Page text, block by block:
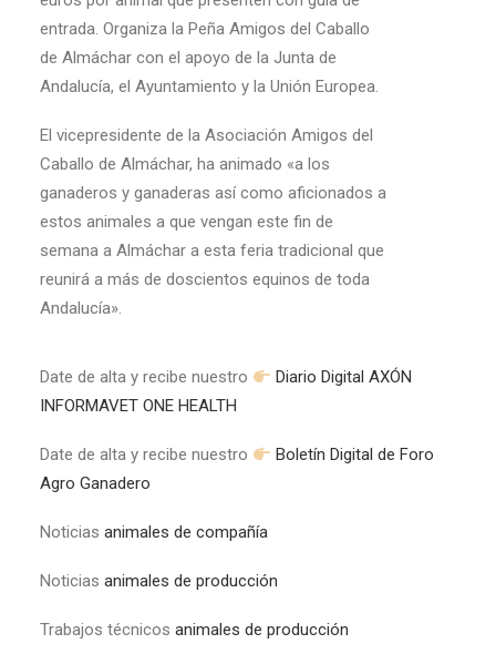
entrada. Organiza la Peña Amigos del Caballo
de Almáchar con el apoyo de la Junta de
Andalucía, el Ayuntamiento y la Unión Europea.
El vicepresidente de la Asociación Amigos del
Caballo de Almáchar, ha animado «a los
ganaderos y ganaderas así como aficionados a
estos animales a que vengan este fin de
semana a Almáchar a esta feria tradicional que
reunirá a más de doscientos equinos de toda
Andalucía».
Date de alta y recibe nuestro
Diario Digital AXÓN
INFORMAVET ONE HEALTH
Date de alta y recibe nuestro
Boletín Digital de Foro
Agro Ganadero
Noticias animales de compañía
Noticias animales de producción
Trabajos técnicos animales de producción